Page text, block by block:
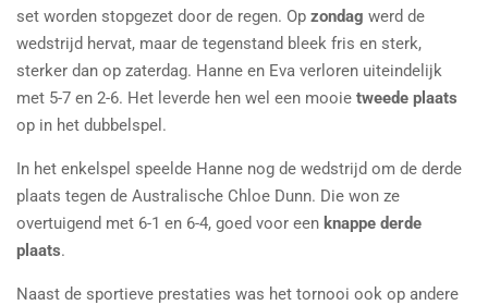
set worden stopgezet door de regen. Op zondag werd de
wedstrijd hervat, maar de tegenstand bleek fris en sterk,
sterker dan op zaterdag. Hanne en Eva verloren uiteindelijk
met 5-7 en 2-6. Het leverde hen wel een mooie tweede plaats
op in het dubbelspel.
In het enkelspel speelde Hanne nog de wedstrijd om de derde
plaats tegen de Australische Chloe Dunn. Die won ze
overtuigend met 6-1 en 6-4, goed voor een knappe derde
plaats.
Naast de sportieve prestaties was het tornooi ook op andere